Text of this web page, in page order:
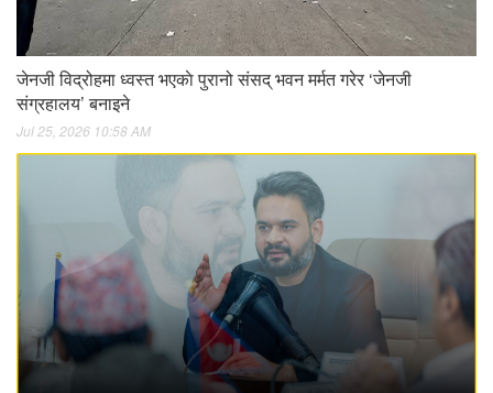
जेनजी विद्रोहमा ध्वस्त भएकाे पुरानो संसद् भवन मर्मत गरेर ‘जेनजी
संग्रहालय’ बनाइने
Jul 25, 2026 10:58 AM